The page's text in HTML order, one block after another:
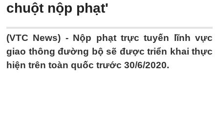
chuột nộp phạt'
(VTC News) - Nộp phạt trực tuyến lĩnh vực
giao thông đường bộ sẽ được triển khai thực
hiện trên toàn quốc trước 30/6/2020.